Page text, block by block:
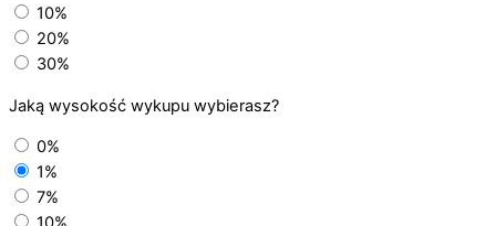
10%
20%
30%
Jaką wysokość wykupu wybierasz?
0%
1%
7%